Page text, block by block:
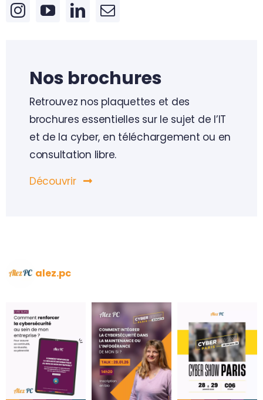
Nos brochures
Retrouvez nos plaquettes et des
brochures essentielles sur le sujet de l’IT
et de la cyber, en téléchargement ou en
consultation libre.
Découvrir
alez.pc